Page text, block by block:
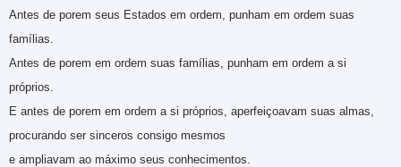
Antes de porem seus Estados em ordem, punham em ordem suas
famílias.
Antes de porem em ordem suas famílias, punham em ordem a si
próprios.
E antes de porem em ordem a si próprios, aperfeiçoavam suas almas,
procurando ser sinceros consigo mesmos
e ampliavam ao máximo seus conhecimentos.